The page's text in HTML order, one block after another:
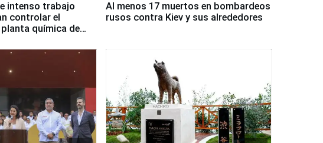
intenso trabajo
controlar el
química de
Al menos 17 muertos en bombardeos
rusos contra Kiev y sus alrededores